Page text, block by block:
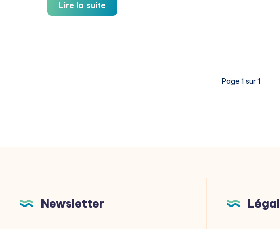
Lire la suiteDéclaration
de
Page 1 sur 1
Newsletter Légal